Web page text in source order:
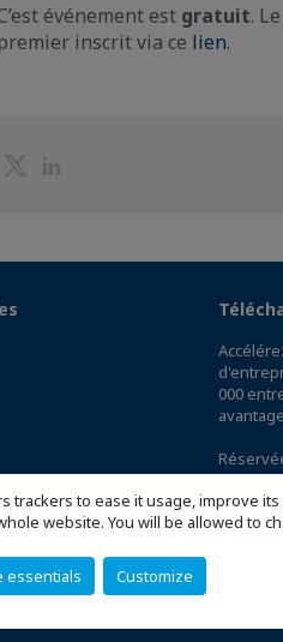
trackers to ease it usage, improve
website. You will be allowed to
essentials Customize
événement est gratuit.
inscrit via ce lien.
PartagerPartager
000
à